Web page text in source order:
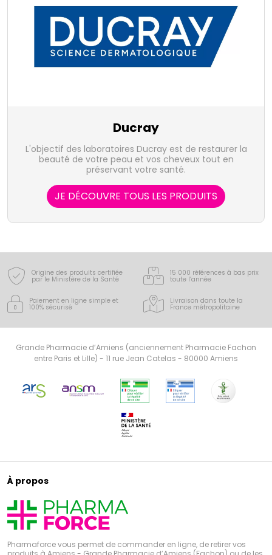
Ducray
L'objectif des laboratoires Ducray est de restaurer la
beauté de votre peau et vos cheveux tout en
préservant votre santé.
JE DÉCOUVRE TOUS LES PRODUITS
Origine des produits certifiée
par le Ministère de la Santé
15 000 références à bas prix
toute l’année
Paiement en ligne simple et
100% sécurisé
Livraison dans toute la
France métropolitaine
Grande Pharmacie d’Amiens (anciennement Pharmacie Fachon
entre Paris et Lille) - 11 rue Jean Catelas - 80000 Amiens
À propos
Pharmaforce vous permet de commander en ligne, de retirer vos